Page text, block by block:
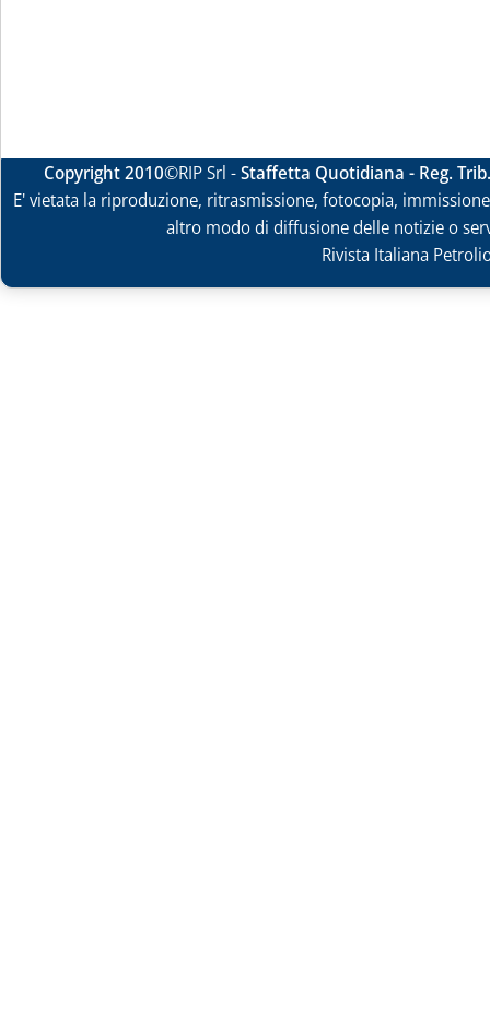
Copyright 2010©RIP Srl -Staffetta Quotidiana - Reg.
E' vietata la riproduzione, ritrasmissione, fotocopia,
altro modo di diffusione delle notizie o
Rivista Italiana